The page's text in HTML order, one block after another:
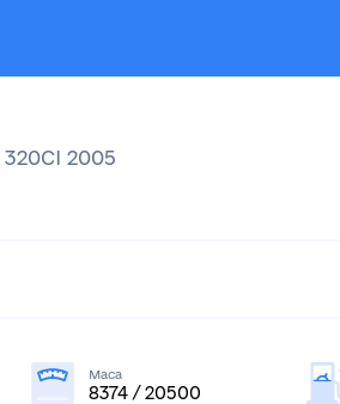
320CI 2005
Маса
8374 / 20500